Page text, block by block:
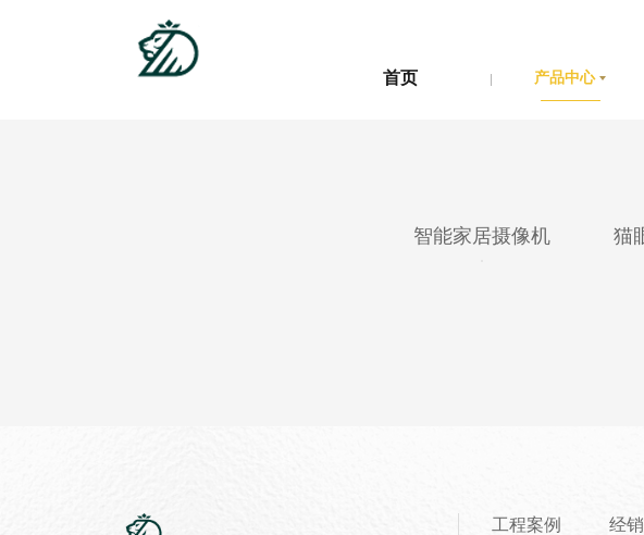
首页 产品中心
智能家居摄像机 猫
经
工程案例